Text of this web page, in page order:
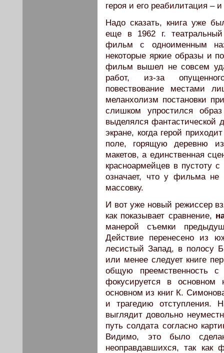
героя и его реабилитация –
Надо сказать, книга уже
еще в 1962 г.
фильм с одноименным
некоторые яркие образы и
фильм вышел не совсем
работ, из-за
повествование местами
меланхолизм постановки
слишком упростился
выделялся фантастической
экране, когда герой
поле, горящую деревню
макетов, а единственная
красноармейцев в пустоту
означает, что у фильма
массовку.
И вот уже новый режиссер
как показывает сравнение,
манерой съемки
Действие перенесено из
лесистый Запад, в полосу
или менее следует книге
общую преемственность с
фокусируется в
основном из книг К.
и трагедию отступления.
выглядит довольно
путь солдата согласно
Видимо, это было
неоправдавшихся, так